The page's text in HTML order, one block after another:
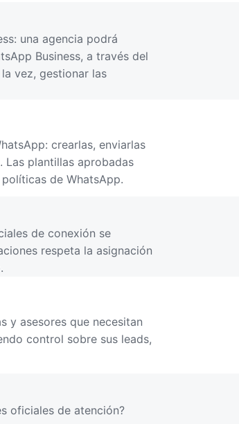
una agencia podrá
Business, a través del
vez, gestionar las
crearlas, enviarlas
Las plantillas aprobadas
de WhatsApp.
de conexión se
respeta la asignación
y asesores que necesitan
control sobre sus leads,
oficiales de atención?